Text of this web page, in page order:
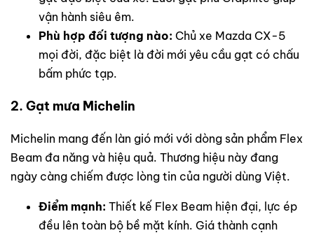
vận hành siêu êm.
Phù hợp đối tượng nào: Chủ xe Mazda CX-5
mọi đời, đặc biệt là đời mới yêu cầu gạt có chấu
bấm phức tạp.
2. Gạt mưa Michelin
Michelin mang đến làn gió mới với dòng sản phẩm Flex
Beam đa năng và hiệu quả. Thương hiệu này đang
ngày càng chiếm được lòng tin của người dùng Việt.
Điểm mạnh: Thiết kế Flex Beam hiện đại, lực ép
đều lên toàn bộ bề mặt kính. Giá thành cạnh